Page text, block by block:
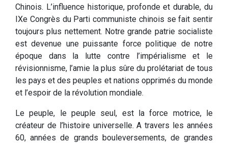
Chinois. L’influence historique, profonde et durable, du
IXe Congrès du Parti communiste chinois se fait sentir
toujours plus nettement. Notre grande patrie socialiste
est devenue une puissante force politique de notre
époque dans la lutte contre l’impérialisme et le
révisionnisme, l’amie la plus sûre du prolétariat de tous
les pays et des peuples et nations opprimés du monde
et l’espoir de la révolution mondiale.
Le peuple, le peuple seul, est la force motrice, le
créateur de l’histoire universelle. A travers les années
60, années de grands bouleversements, de grandes